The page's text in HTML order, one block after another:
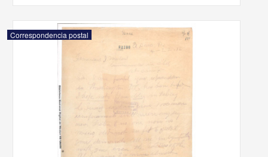
Correspondencia postal